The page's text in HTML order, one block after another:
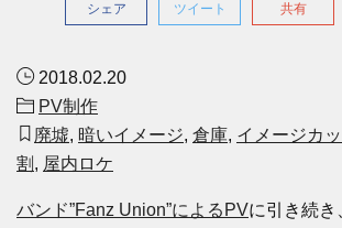
シェア ツイート 共有
2018.02.20
PV制作
廃墟, 暗いイメージ, 倉庫, イメージカ
割 , 屋内ロケ
バンド”Fanz Union”によるPVに引き続き